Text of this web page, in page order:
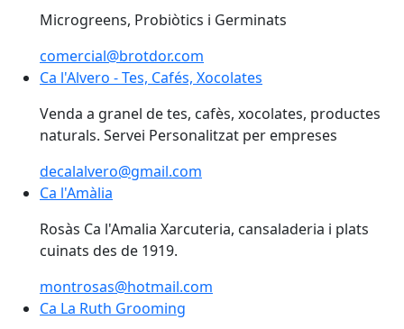
Microgreens, Probiòtics i Germinats
comercial@brotdor.com
Ca l'Alvero - Tes, Cafés, Xocolates
Ca l'Alvero - Tes, Cafés, Xocolates
Venda a granel de tes, cafès, xocolates, productes
naturals. Servei Personalitzat per empreses
decalalvero@gmail.com
Ca l'Amàlia
Ca l'Amàlia
Rosàs Ca l'Amalia Xarcuteria, cansaladeria i plats
cuinats des de 1919.
montrosas@hotmail.com
Ca La Ruth Grooming
Ca La Ruth Grooming